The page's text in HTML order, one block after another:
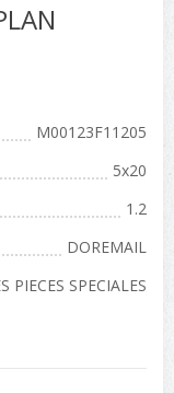
M00123F11205
5x20
1.2
DOREMAIL
PIECES SPECIALES